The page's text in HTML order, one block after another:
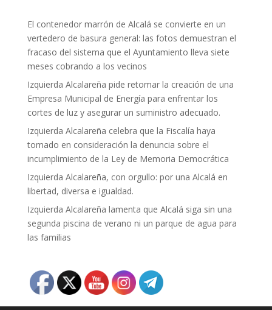
El contenedor marrón de Alcalá se convierte en un
vertedero de basura general: las fotos demuestran el
fracaso del sistema que el Ayuntamiento lleva siete
meses cobrando a los vecinos
Izquierda Alcalareña pide retomar la creación de una
Empresa Municipal de Energía para enfrentar los
cortes de luz y asegurar un suministro adecuado.
Izquierda Alcalareña celebra que la Fiscalía haya
tomado en consideración la denuncia sobre el
incumplimiento de la Ley de Memoria Democrática
Izquierda Alcalareña, con orgullo: por una Alcalá en
libertad, diversa e igualdad.
Izquierda Alcalareña lamenta que Alcalá siga sin una
segunda piscina de verano ni un parque de agua para
las familias